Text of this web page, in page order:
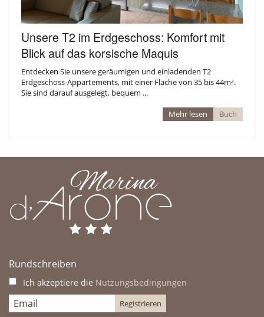
AKTIVITÄTEN
UNSER WASSERSPIEL FÜR KINDER
Unsere T2 im Erdgeschoss: Komfort mit
Blick auf das korsische Maquis
Entdecken Sie unsere geräumigen und einladenden T2
Erdgeschoss-Appartements, mit einer Fläche von 35 bis 44m².
Sie sind darauf ausgelegt, bequem ...
Buch
Mehr lesen
Rundschreiben
Ich akzeptiere die Nutzungsbedingungen